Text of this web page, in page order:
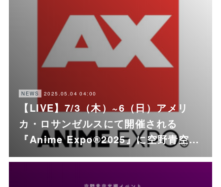
NEWS 2025.05.04 04:00
【LIVE】7/3（木）~6（日）アメリ
カ・ロサンゼルスにて開催される
『Anime Expo®2025』に空野青空…